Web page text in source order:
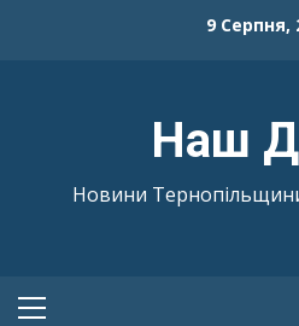
9 Серпня,
Наш
Новини
Primary